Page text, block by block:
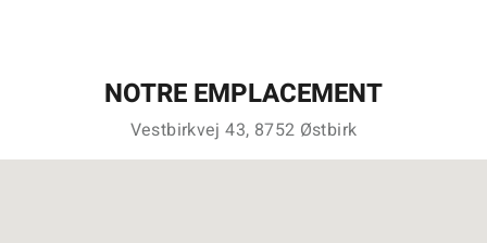
NOTRE EMPLACEMENT
Vestbirkvej 43, 8752 Østbirk